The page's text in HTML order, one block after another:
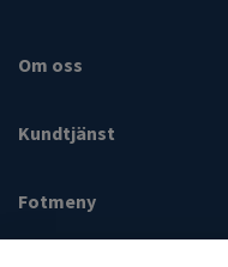
Om oss
Kundtjänst
Fotmeny